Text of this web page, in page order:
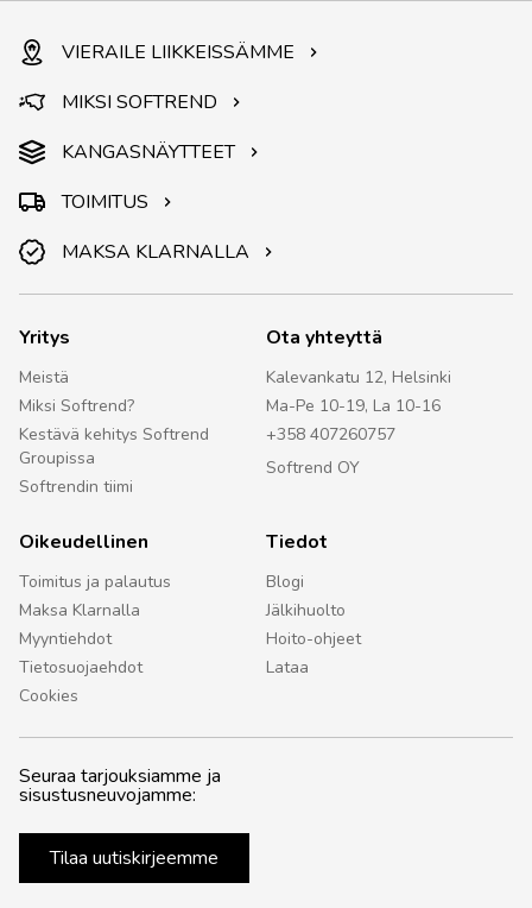
VIERAILE LIIKKEISSÄMME
MIKSI SOFTREND
KANGASNÄYTTEET
TOIMITUS
MAKSA KLARNALLA
Yritys
Meistä
Miksi Softrend?
Kestävä kehitys Softrend
Groupissa
Softrendin tiimi
Ota yhteyttä
Kalevankatu 12, Helsinki
Ma-Pe 10-19, La 10-16
+358 407260757
Softrend OY
Oikeudellinen
Toimitus ja palautus
Maksa Klarnalla
Myyntiehdot
Tietosuojaehdot
Cookies
Tiedot
Blogi
Jälkihuolto
Hoito-ohjeet
Lataa
Seuraa tarjouksiamme ja
sisustusneuvojamme:
Tilaa uutiskirjeemme